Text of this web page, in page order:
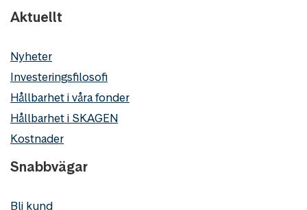
Aktuellt
Nyheter
Investeringsfilosofi
Hållbarhet i våra fonder
Hållbarhet i SKAGEN
Kostnader
Snabbvägar
Bli kund